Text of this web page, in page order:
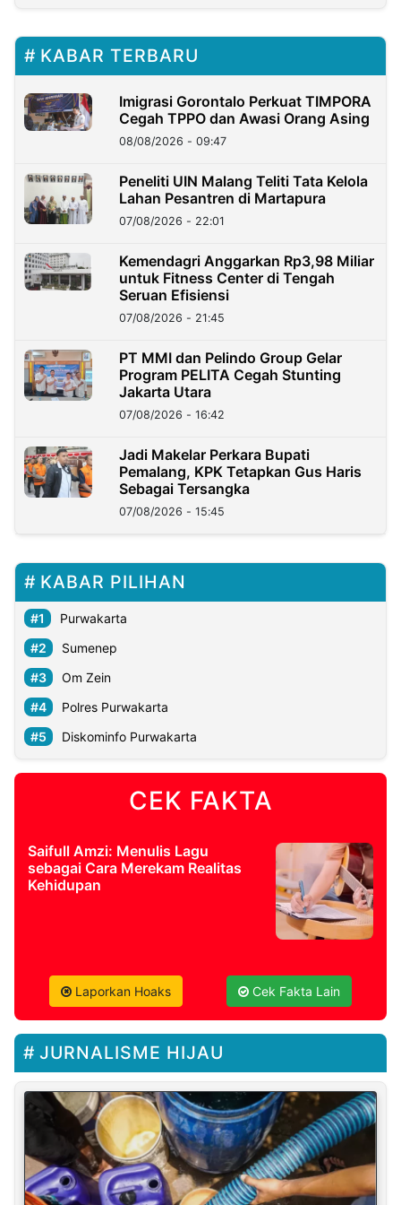
KABAR TERBARU
Imigrasi Gorontalo Perkuat TIMPORA
Cegah TPPO dan Awasi Orang Asing
08/08/2026 - 09:47
Peneliti UIN Malang Teliti Tata Kelola
Lahan Pesantren di Martapura
07/08/2026 - 22:01
Kemendagri Anggarkan Rp3,98 Miliar
untuk Fitness Center di Tengah
Seruan Efisiensi
07/08/2026 - 21:45
PT MMI dan Pelindo Group Gelar
Program PELITA Cegah Stunting
Jakarta Utara
07/08/2026 - 16:42
Jadi Makelar Perkara Bupati
Pemalang, KPK Tetapkan Gus Haris
Sebagai Tersangka
07/08/2026 - 15:45
KABAR PILIHAN
Purwakarta
Sumenep
Om Zein
Polres Purwakarta
Diskominfo Purwakarta
CEK FAKTA
Saifull Amzi: Menulis Lagu
sebagai Cara Merekam Realitas
Kehidupan
Laporkan Hoaks Cek Fakta Lain
JURNALISME HIJAU